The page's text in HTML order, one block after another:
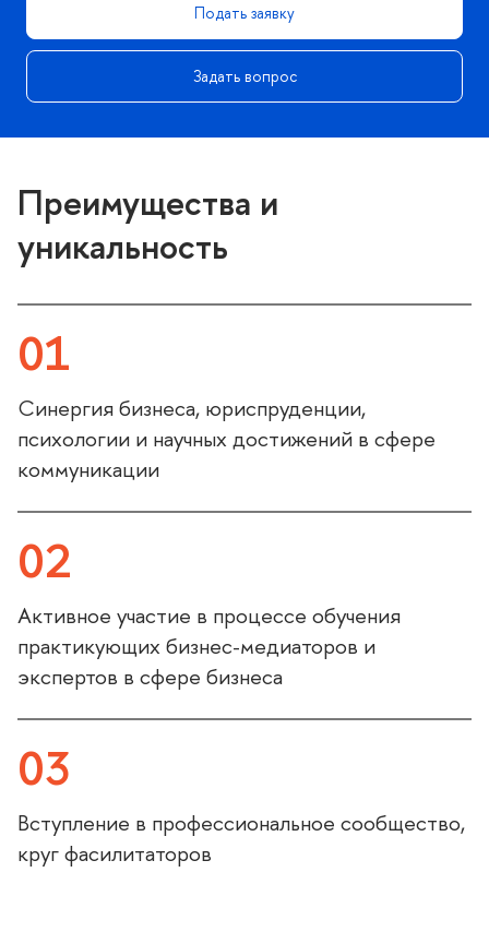
Подать заявку
Задать вопрос
Преимущества и
уникальность
01
Синергия бизнеса, юриспруденции,
психологии и научных достижений в сфере
коммуникации
02
Активное участие в процессе обучения
практикующих бизнес-медиаторов и
экспертов в сфере бизнеса
03
ступление в профессиональное сообщество,
круг фасилитаторо